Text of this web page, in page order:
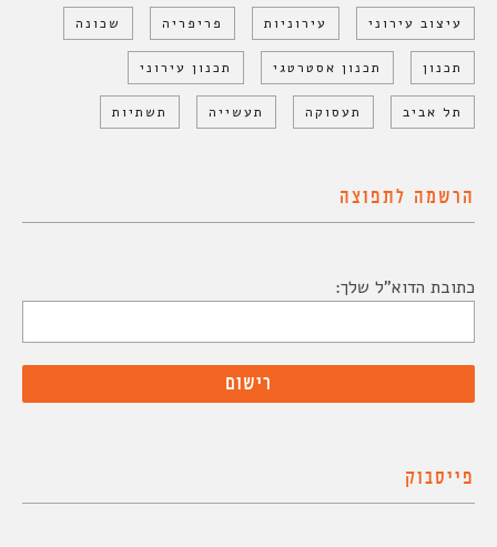
עיצוב עירוני עירוניות פריפריה שכונה
תכנון תכנון אסטרטגי תכנון עירוני
תל אביב תעסוקה תעשייה תשתיות
הרשמה לתפוצה
כתובת הדוא"ל שלך:
פייסבוק